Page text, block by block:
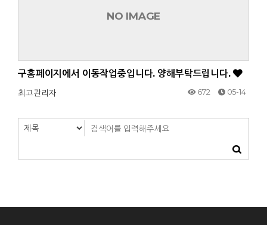
NO IMAGE
구홈페이지에서 이동작업중입니다. 양해부탁드립니다.
최고관리자 672 05-14